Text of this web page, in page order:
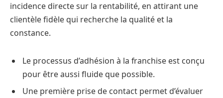
incidence directe sur la rentabilité, en attirant une
clientèle fidèle qui recherche la qualité et la
constance.
Le processus d’adhésion à la franchise est conçu
pour être aussi fluide que possible.
Une première prise de contact permet d’évaluer